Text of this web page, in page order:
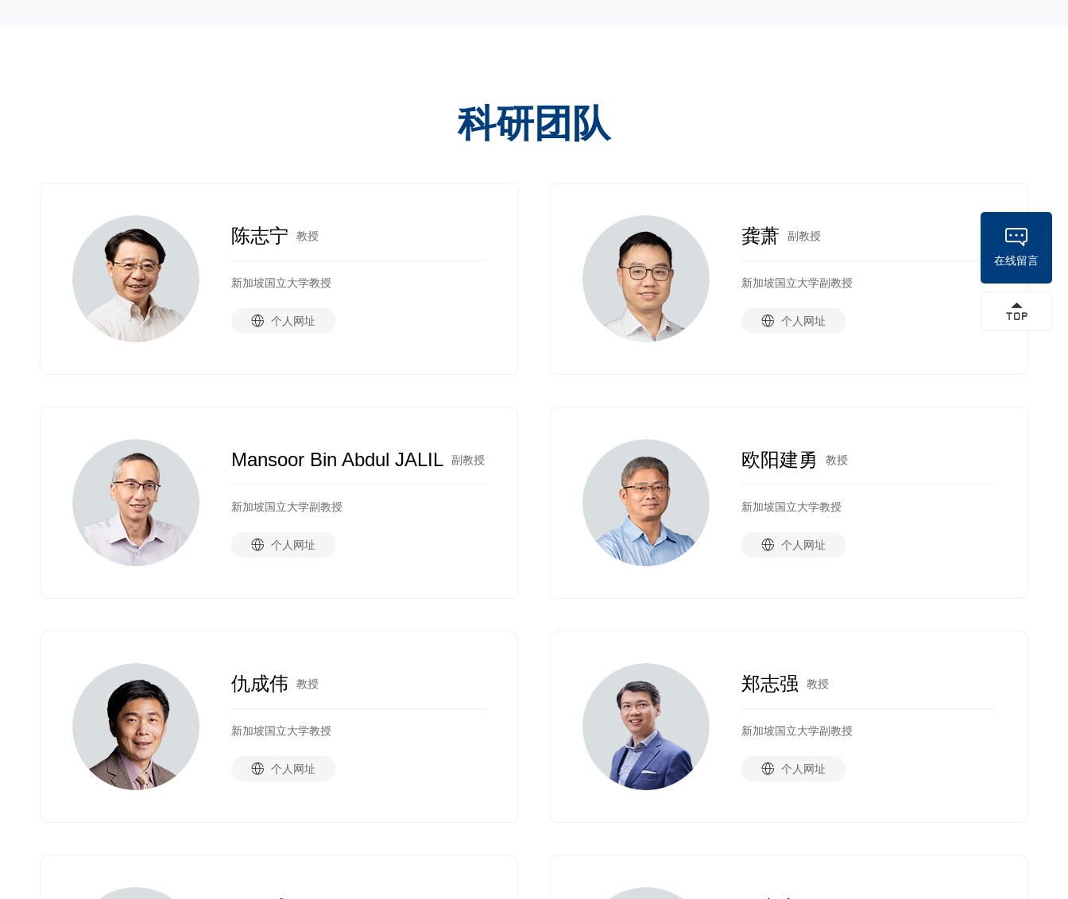
科研团队
陈志宁 教授
新加坡国立大学教授
个人网址
龚萧 副教授
新加坡国立大学副教授
个人网址
Mansoor Bin Abdul JALIL 副教授
新加坡国立大学副教授
个人网址
欧阳建勇 教授
新加坡国立大学教授
个人网址
仇成伟 教授
新加坡国立大学教授
个人网址
郑志强 教授
新加坡国立大学副教授
个人网址
在线留言